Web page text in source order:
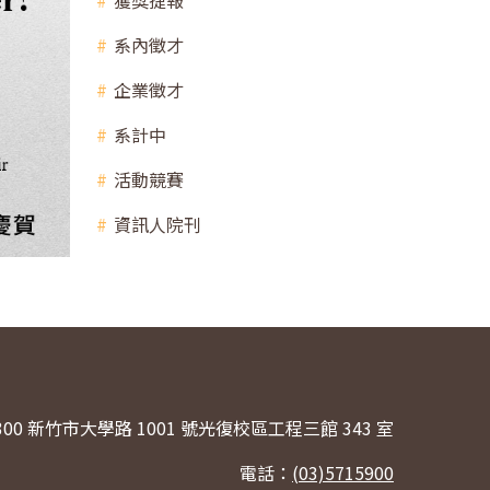
系內徵才
企業徵才
系計中
活動競賽
資訊人院刊
新竹市大學路 1001 號光復校區工程三館 343 室
電話： (03)5715900